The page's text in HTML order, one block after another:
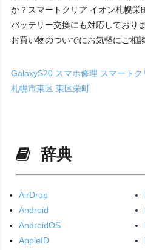
か？スマートクリア イオン札幌
バッテリー交換にも対応しており
お買い物のついでにお気軽にご相
GalaxyS20 スマホ修理 スマート
札幌市東区東区栄町
辞典
AirDrop
Android
AndroidOS
AppleID